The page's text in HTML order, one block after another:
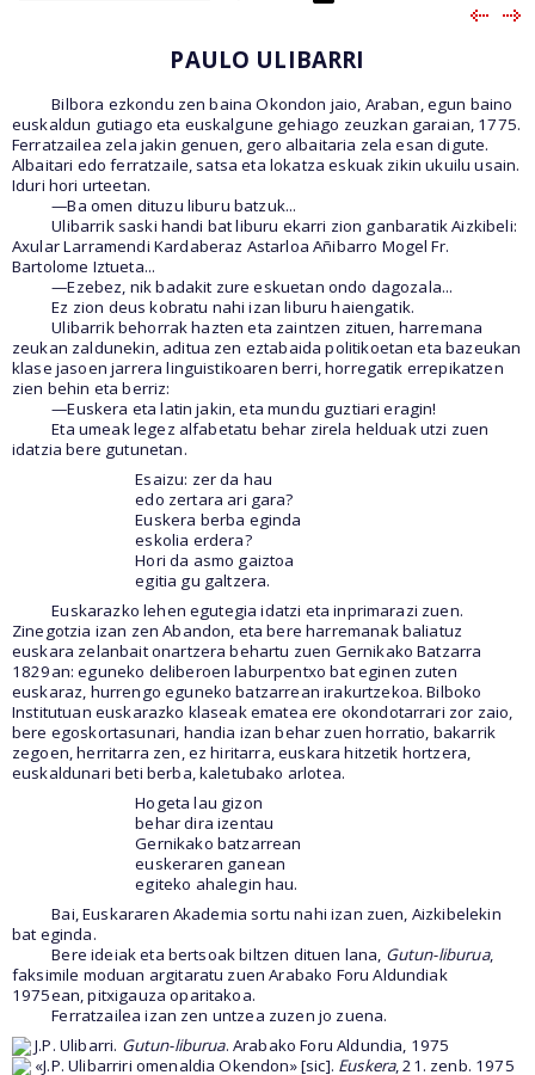
PAULO ULIBARRI
Bilbora ezkondu zen baina Okondon jaio, Araban, egun baino
euskaldun gutiago eta euskalgune gehiago zeuzkan garaian, 1775.
Ferratzailea zela jakin genuen, gero albaitaria zela esan digute.
Albaitari edo ferratzaile, satsa eta lokatza eskuak zikin ukuilu usain.
Iduri hori urteetan.
—Ba omen dituzu liburu batzuk...
Ulibarrik saski handi bat liburu ekarri zion ganbaratik Aizkibeli:
Axular Larramendi Kardaberaz Astarloa Añibarro Mogel Fr.
Bartolome Iztueta...
—Ezebez, nik badakit zure eskuetan ondo dagozala...
Ez zion deus kobratu nahi izan liburu haiengatik.
Ulibarrik behorrak hazten eta zaintzen zituen, harremana
zeukan zaldunekin, aditua zen eztabaida politikoetan eta bazeukan
klase jasoen jarrera linguistikoaren berri, horregatik errepikatzen
zien behin eta berriz:
—Euskera eta latin jakin, eta mundu guztiari eragin!
Eta umeak legez alfabetatu behar zirela helduak utzi zuen
idatzia bere gutunetan.
Esaizu: zer da hau
edo zertara ari gara?
Euskera berba eginda
eskolia erdera?
Hori da asmo gaiztoa
egitia gu galtzera.
Euskarazko lehen egutegia idatzi eta inprimarazi zuen.
Zinegotzia izan zen Abandon, eta bere harremanak baliatuz
euskara zelanbait onartzera behartu zuen Gernikako Batzarra
1829an: eguneko deliberoen laburpentxo bat eginen zuten
euskaraz, hurrengo eguneko batzarrean irakurtzekoa. Bilboko
Institutuan euskarazko klaseak ematea ere okondotarrari zor zaio,
bere egoskortasunari, handia izan behar zuen horratio, bakarrik
zegoen, herritarra zen, ez hiritarra, euskara hitzetik hortzera,
euskaldunari beti berba, kaletubako arlotea.
Hogeta lau gizon
behar dira izentau
Gernikako batzarrean
euskeraren ganean
egiteko ahalegin hau.
Bai, Euskararen Akademia sortu nahi izan zuen, Aizkibelekin
bat eginda.
Bere ideiak eta bertsoak biltzen dituen lana, Gutun-liburua,
faksimile moduan argitaratu zuen Arabako Foru Aldundiak
1975ean, pitxigauza oparitakoa.
Ferratzailea izan zen untzea zuzen jo zuena.
J.P. Ulibarri. Gutun-liburua. Arabako Foru Aldundia, 1975
«J.P. Ulibarriri omenaldia Okendon» [sic]. Euskera, 21. zenb. 1975